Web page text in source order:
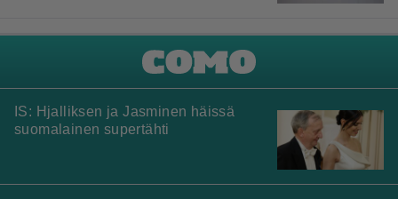
IS: Hjalliksen ja Jasminen häissä
suomalainen supertähti